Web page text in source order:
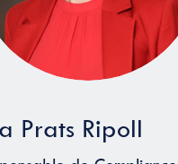
Prats Ripoll